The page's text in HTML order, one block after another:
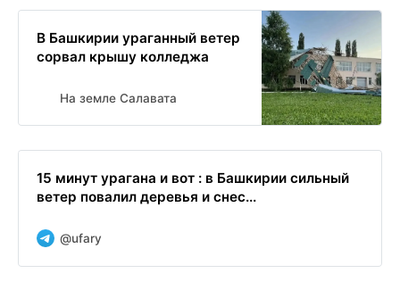
В Башкирии ураганный ветер
сорвал крышу колледжа
На земле Салавата
15 минут урагана и вот : в Башкирии сильный
ветер повалил деревья и снес...
@ufary